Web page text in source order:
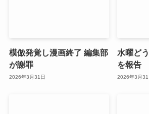
模倣発覚し漫画終了 編集部
が謝罪
2026年3月31日
水曜ど
を報告
2026年3月31